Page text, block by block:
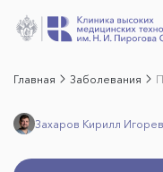
Главная Заболевания
Захаров Кирилл